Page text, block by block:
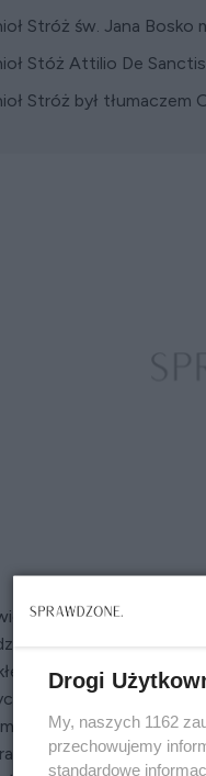
Stróż św. Jana Bosko
Stóż Attilio De
Stróż był tłumaczem
Stróżowie nieustannie
sytuacjach.
opiece, cudach i
ludzi. Od cudownego
przez tajemniczą
życie świętemu
Drogi
My, naszych 1162
przechowujemy
standardowe